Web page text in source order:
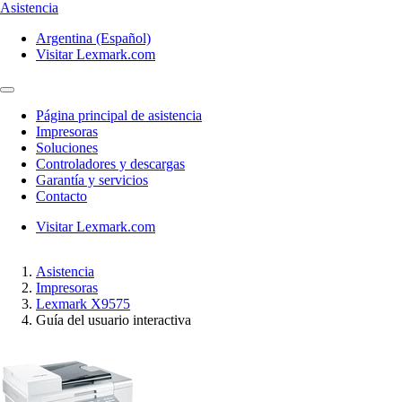
Asistencia
Argentina (Español)
Visitar Lexmark.com
Página principal de asistencia
Impresoras
Soluciones
Controladores y descargas
Garantía y servicios
Contacto
Visitar Lexmark.com
Asistencia
Impresoras
Lexmark X9575
Guía del usuario interactiva